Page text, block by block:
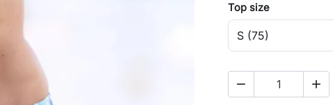
Top size
remove add